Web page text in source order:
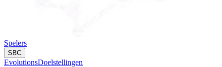
Spelers
SBC
EvolutionsDoelstellingen